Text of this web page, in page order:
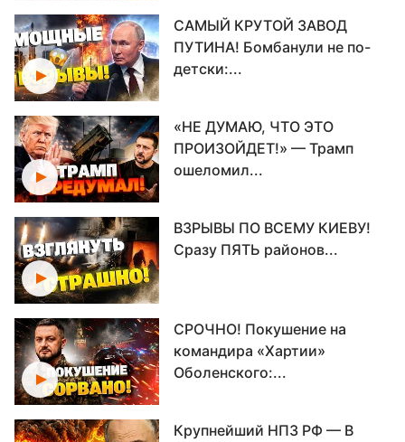
САМЫЙ КРУТОЙ ЗАВОД
ПУТИНА! Бомбанули не по-
детски:...
«НЕ ДУМАЮ, ЧТО ЭТО
ПРОИЗОЙДЕТ!» — Трамп
ошеломил...
ВЗРЫВЫ ПО ВСЕМУ КИЕВУ!
Сразу ПЯТЬ районов...
СРОЧНО! Покушение на
командира «Хартии»
Оболенского:...
Крупнейший НПЗ РФ — В